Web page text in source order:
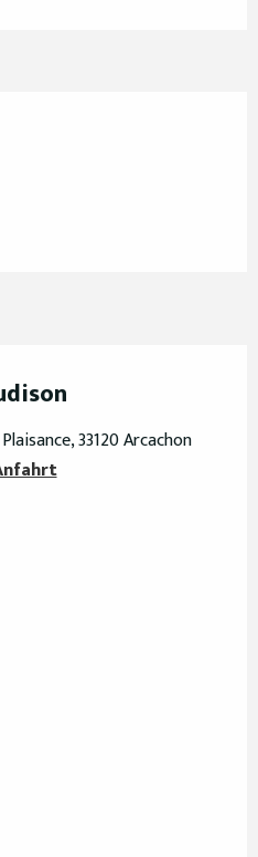
33120 Arcachon